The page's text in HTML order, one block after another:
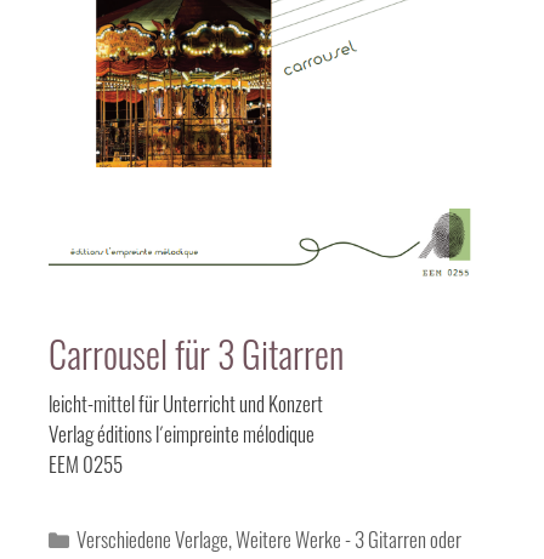
Carrousel für 3 Gitarren
leicht-mittel für Unterricht und Konzert
Verlag éditions l´eimpreinte mélodique
EEM 0255
Kategorien
Verschiedene Verlage,Weitere Werke - 3 Gitarren oder